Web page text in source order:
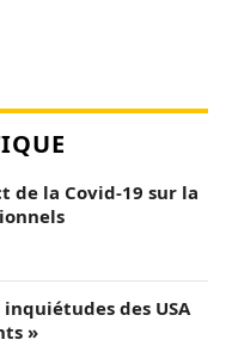
de la Covid-19 sur la
des USA
»